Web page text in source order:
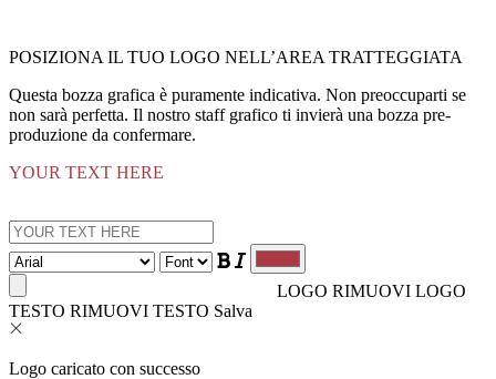
POSIZIONA IL TUO LOGO NELL’AREA TRATTEGGIATA
Questa bozza grafica è puramente indicativa. Non preoccuparti se
non sarà perfetta. Il nostro staff grafico ti invierà una bozza pre-
produzione da confermare.
YOUR TEXT HERE
LOGO RIMUOVI LOGO
TESTO RIMUOVI TESTO Salva
Logo caricato con successo